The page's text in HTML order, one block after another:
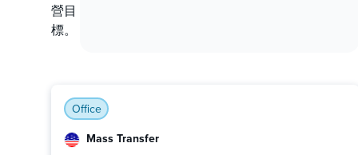
營目
標。
Office
Mass Transfer